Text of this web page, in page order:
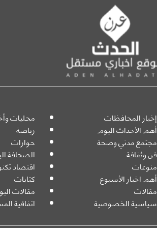
إخبار المحافظات محليات
أهم الأحداث اليوم رياضة
مجتمع مدني وصحة حوارات
فن وثقافة الصحافة
منوعات اقتصاد
أهم اخبار الأسبوع كتابات
مقالات مقالات
سياسية الخصوصية اتفاقية